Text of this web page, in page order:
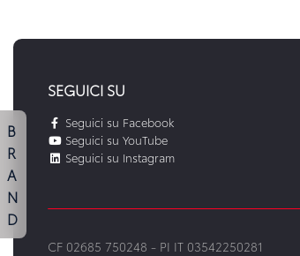
SEGUICI SU
Seguici su Facebook
Seguici su YouTube
Seguici su Instagram
CF 02685 750248 - PI IT 03542250281
B
R
A
N
D